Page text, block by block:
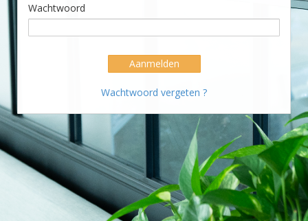
Wachtwoord
Aanmelden
Wachtwoord vergeten ?